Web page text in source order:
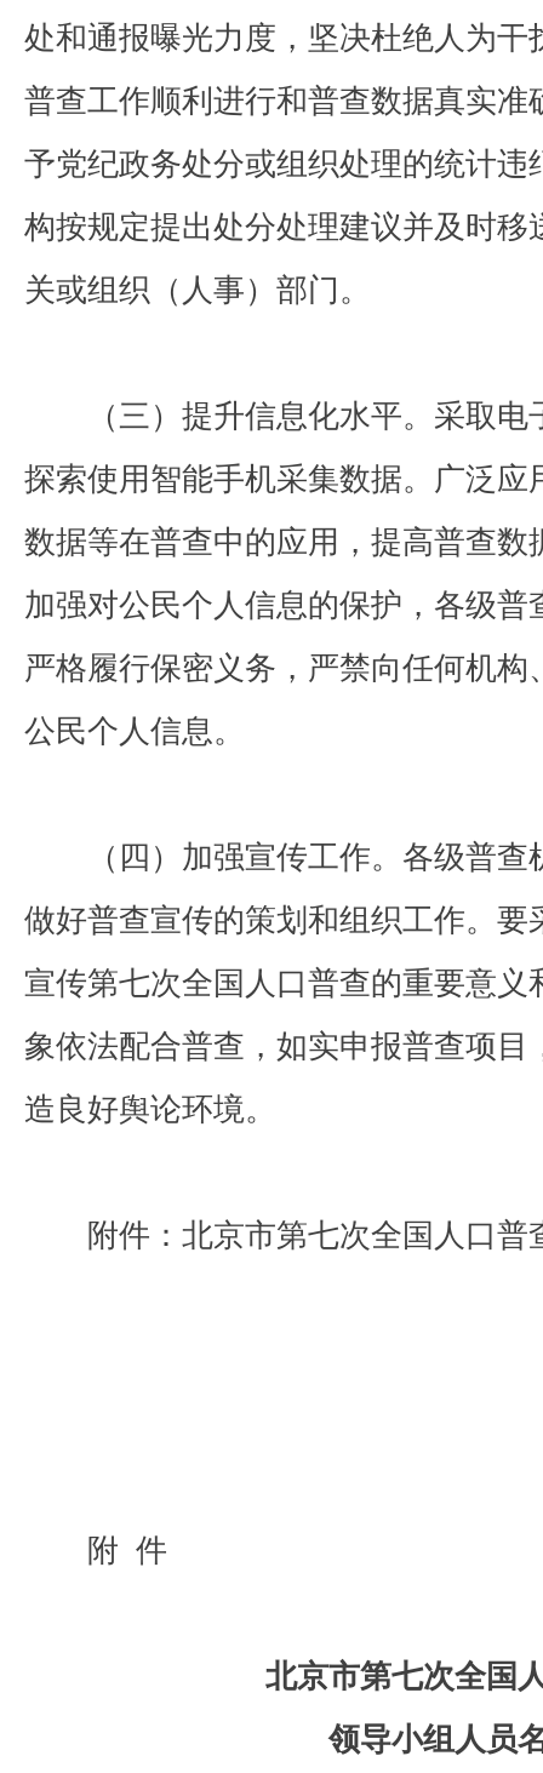
处和通报曝光力度，坚决杜绝人为
普查工作顺利进行和普查数据真实
予党纪政务处分或组织处理的统计
构按规定提出处分处理建议并及时
关或组织（人事）部门。
（三）提升信息化水平。采取电
探索使用智能手机采集数据。广泛
数据等在普查中的应用，提高普查
加强对公民个人信息的保护，各级
严格履行保密义务，严禁向任何机
公民个人信息。
（四）加强宣传工作。各级普查
做好普查宣传的策划和组织工作。
宣传第七次全国人口普查的重要意
象依法配合普查，如实申报普查项
造良好舆论环境。
附件：北京市第七次全国人口普
附 件
北京市第七次全国
领导小组人员